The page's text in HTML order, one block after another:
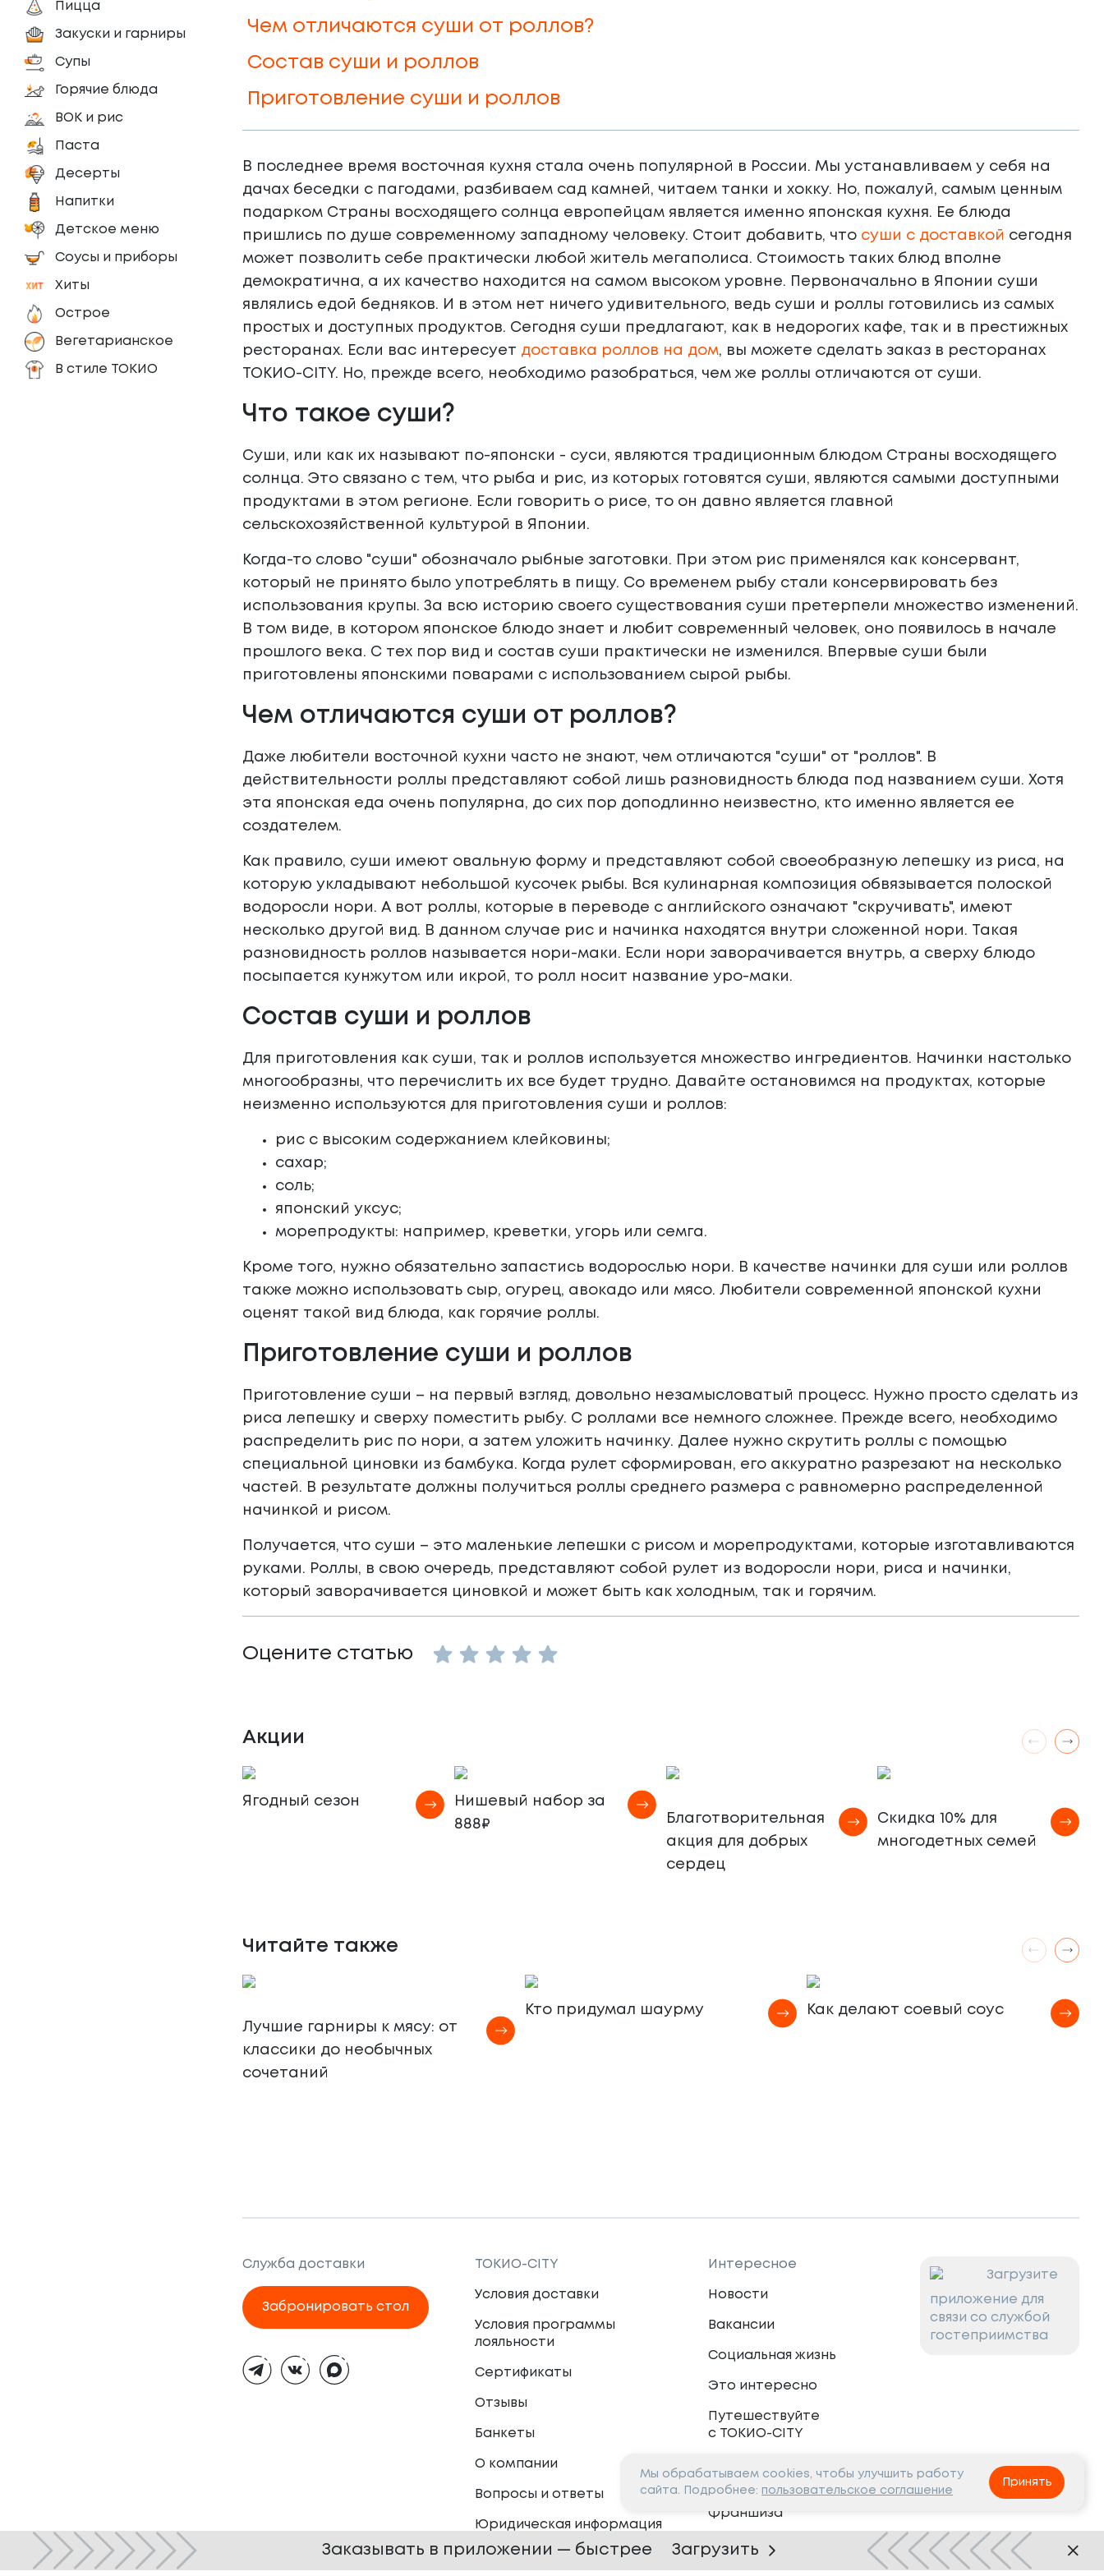
Пицца
Закуски и гарниры
Супы
Горячие блюда
ВОК и рис
Паста
Десерты
Напитки
Детское меню
Соусы и приборы
Хиты
Острое
Вегетарианское
В стиле ТОКИО
Чем отличаются суши от роллов?
Состав суши и роллов
Приготовление суши и роллов
В последнее время восточная кухня стала очень популярной в России. Мы устанавливаем у себя на
дачах беседки с пагодами, разбиваем сад камней, читаем танки и хокку. Но, пожалуй, самым ценным
подарком Страны восходящего солнца европейцам является именно японская кухня. Ее блюда
пришлись по душе современному западному человеку. Стоит добавить, что суши с доставкой сегодня
может позволить себе практически любой житель мегаполиса. Стоимость таких блюд вполне
демократична, а их качество находится на самом высоком уровне. Первоначально в Японии суши
являлись едой бедняков. И в этом нет ничего удивительного, ведь суши и роллы готовились из самых
простых и доступных продуктов. Сегодня суши предлагают, как в недорогих кафе, так и в престижных
ресторанах. Если вас интересует доставка роллов на дом, вы можете сделать заказ в ресторанах
ТОКИО-CITY. Но, прежде всего, необходимо разобраться, чем же роллы отличаются от суши.
Что такое суши?
Суши, или как их называют по-японски - суси, являются традиционным блюдом Страны восходящего
солнца. Это связано с тем, что рыба и рис, из которых готовятся суши, являются самыми доступными
продуктами в этом регионе. Если говорить о рисе, то он давно является главной
сельскохозяйственной культурой в Японии.
Когда-то слово "суши" обозначало рыбные заготовки. При этом рис применялся как консервант,
который не принято было употреблять в пищу. Со временем рыбу стали консервировать без
использования крупы. За всю историю своего существования суши претерпели множество изменений.
В том виде, в котором японское блюдо знает и любит современный человек, оно появилось в начале
прошлого века. С тех пор вид и состав суши практически не изменился. Впервые суши были
приготовлены японскими поварами с использованием сырой рыбы.
Чем отличаются суши от роллов?
Даже любители восточной кухни часто не знают, чем отличаются "суши" от "роллов". В
действительности роллы представляют собой лишь разновидность блюда под названием суши. Хотя
эта японская еда очень популярна, до сих пор доподлинно неизвестно, кто именно является ее
создателем.
Как правило, суши имеют овальную форму и представляют собой своеобразную лепешку из риса, на
которую укладывают небольшой кусочек рыбы. Вся кулинарная композиция обвязывается полоской
водоросли нори. А вот роллы, которые в переводе с английского означают "скручивать", имеют
несколько другой вид. В данном случае рис и начинка находятся внутри сложенной нори. Такая
разновидность роллов называется нори-маки. Если нори заворачивается внутрь, а сверху блюдо
посыпается кунжутом или икрой, то ролл носит название уро-маки.
Состав суши и роллов
Для приготовления как суши, так и роллов используется множество ингредиентов. Начинки настолько
многообразны, что перечислить их все будет трудно. Давайте остановимся на продуктах, которые
неизменно используются для приготовления суши и роллов:
рис с высоким содержанием клейковины;
сахар;
соль;
японский уксус;
морепродукты: например, креветки, угорь или семга.
Кроме того, нужно обязательно запастись водорослью нори. В качестве начинки для суши или роллов
также можно использовать сыр, огурец, авокадо или мясо. Любители современной японской кухни
оценят такой вид блюда, как горячие роллы.
Приготовление суши и роллов
Приготовление суши – на первый взгляд, довольно незамысловатый процесс. Нужно просто сделать из
риса лепешку и сверху поместить рыбу. С роллами все немного сложнее. Прежде всего, необходимо
распределить рис по нори, а затем уложить начинку. Далее нужно скрутить роллы с помощью
специальной циновки из бамбука. Когда рулет сформирован, его аккуратно разрезают на несколько
частей. В результате должны получиться роллы среднего размера с равномерно распределенной
начинкой и рисом.
Получается, что суши – это маленькие лепешки с рисом и морепродуктами, которые изготавливаются
руками. Роллы, в свою очередь, представляют собой рулет из водоросли нори, риса и начинки,
который заворачивается циновкой и может быть как холодным, так и горячим.
Оцените статью
Акции
Ягодный сезон
Нишевый набор за
888₽
Благотворительная
акция для добрых
сердец
Скидка 10% для
многодетных семей
Читайте также
Лучшие гарниры к мясу: от
классики до необычных
сочетаний
Кто придумал шаурму Как делают соевый соус
Служба доставки
Забронировать стол
тема
ТОКИО-CITY
Условия доставки
Условия программы
лояльности
Сертификаты
Отзывы
Банкеты
О компании
Вопросы и ответы
Юридическая информация
Интересное
Новости
Вакансии
Социальная жизнь
Это интересно
Путешествуйте
с ТОКИО-CITY
Партнёрам
Франшиза
Сотрудничество
Загрузите
приложение для
связи со службой
гостеприимства
Мы обрабатываем cookies, чтобы улучшить работу
сайта. Подробнее: пользовательское соглашение
Принять
Заказывать в приложении — быстрее Загрузить